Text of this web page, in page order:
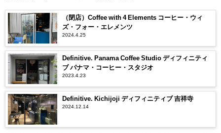
（閉店）Coffee with 4 Elements コーヒー・ウィ
ズ・フォー・エレメンツ
2024.4.25
Definitive. Panama Coffee Studio ディフィニティ
ブ パナマ・コーヒー・スタジオ
2023.4.23
Definitive. Kichijoji ディフィニティブ 吉祥寺
2024.12.14